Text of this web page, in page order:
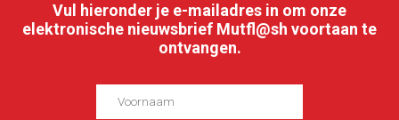
Vul hieronder je e-mailadres in om onze
elektronische nieuwsbrief Mutfl@sh voortaan te
ontvangen.